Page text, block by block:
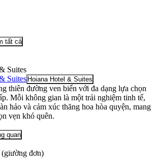
tất cả
Suites
Suites Hoiana Hotel & Suites
thiên đường ven biển với đa dạng lựa chọn
Mỗi không gian là một trải nghiệm tinh tế,
hảo và cảm xúc thăng hoa hòa quyện, mang
vẹn khó quên.
quan
(giường đơn)